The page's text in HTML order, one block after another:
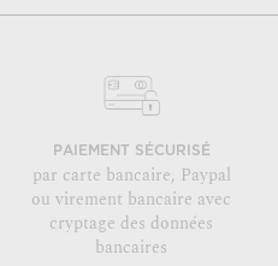
PAIEMENT SÉCURISÉ
par carte bancaire, Paypal
ou virement bancaire avec
cryptage des données
bancaires